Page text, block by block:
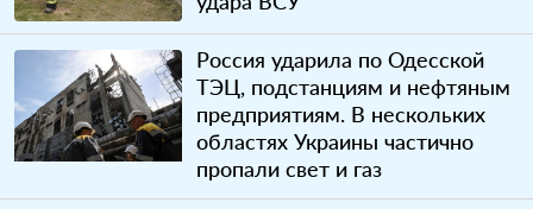
Россия ударила по Одесской
ТЭЦ, подстанциям и нефтяным
предприятиям. В нескольких
областях Украины частично
пропали свет и газ